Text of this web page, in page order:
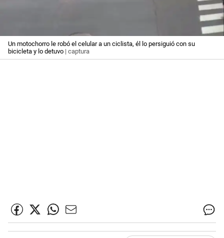
Un motochorro le robó el celular a un ciclista, él lo persiguió con su
bicicleta y lo detuvo | captura